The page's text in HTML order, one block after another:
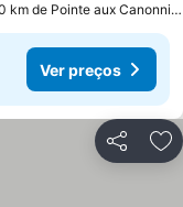
Soulliac, a 19.0 km de Pointe aux Canonniers
Ver preços
Partilhar